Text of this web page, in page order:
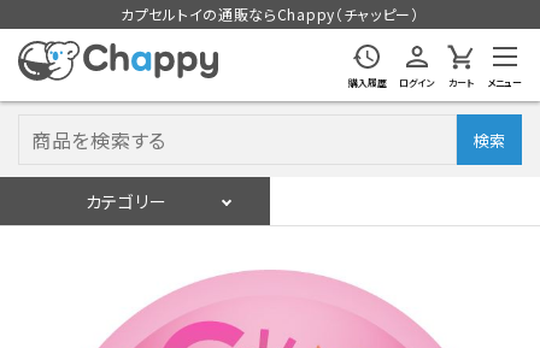
カプセルトイの通販ならChappy（チャッピー）
購入履歴 ログイン カート メニュー
検索
カテゴリー
入荷スケジュールをチェック